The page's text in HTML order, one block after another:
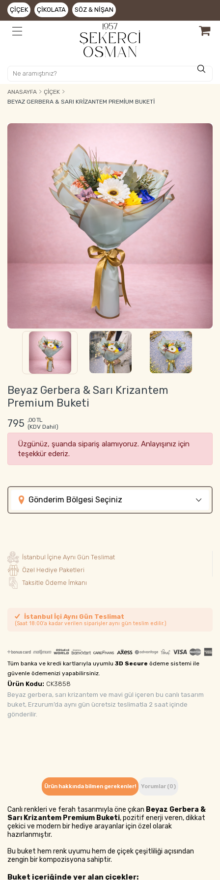
ÇIÇEK ÇIKOLATA SÖZ & NIŞAN
ANASAYFA
ÇIÇEK
BEYAZ GERBERA & SARI KRIZANTEM PREMIUM BUKETI
Beyaz Gerbera & Sarı Krizantem
Premium Buketi
795 ,00 TL
(KDV Dahil)
Üzgünüz, şuanda sipariş alamıyoruz. Anlayışınız için
teşekkür ederiz.
Gönderim Bölgesi Seçiniz
İstanbul İçine Aynı Gün Teslimat
Özel Hediye Paketleri
Taksitle Ödeme İmkanı
İstanbul İçi Aynı Gün Teslimat
(Saat 18:00'a kadar verilen siparişler aynı gün teslim edilir.)
Tüm banka ve kredi kartlarıyla uyumlu 3D Secure ödeme sistemi ile
güvenle ödemenizi yapabilirsiniz.
Ürün Kodu: CK3858
Beyaz gerbera, sarı krizantem ve mavi gül içeren bu canlı tasarım
buket, Erzurum’da aynı gün ücretsiz teslimatla 2 saat içinde
gönderilir.
Ürün hakkında bilmen gerekenler! Yorumlar (0)
Canlı renkleri ve ferah tasarımıyla öne çıkan Beyaz Gerbera &
Sarı Krizantem Premium Buketi, pozitif enerji veren, dikkat
çekici ve modern bir hediye arayanlar için özel olarak
hazırlanmıştır.
Bu buket hem renk uyumu hem de çiçek çeşitliliği açısından
zengin bir kompozisyona sahiptir.
Buket içeriğinde yer alan çiçekler: